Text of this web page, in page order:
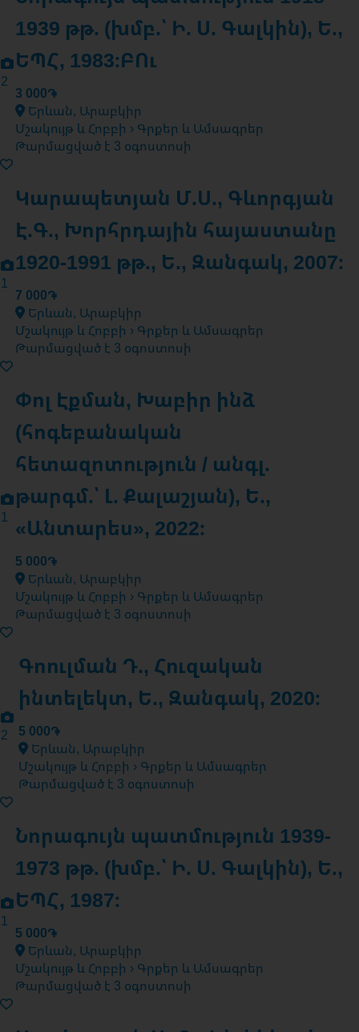
2
1939 թթ. (խմբ.՝ Ի. Ս. Գալկին), Ե.,
ԵՊՀ, 1983։ԲՈւ
3 000֏
Երևան, Արաբկիր
Մշակույթ և Հոբբի › Գրքեր և Ամսագրեր
Թարմացված է 3 օգոստոսի
1
Կարապետյան Մ.Ս., Գևորգյան
Է.Գ., Խորհրդային հայաստանը
1920-1991 թթ., Ե., Զանգակ, 2007։
7 000֏
Երևան, Արաբկիր
Մշակույթ և Հոբբի › Գրքեր և Ամսագրեր
Թարմացված է 3 օգոստոսի
1
Փոլ Էքման, Խաբիր ինձ
(հոգեբանական
հետազոտություն / անգլ.
թարգմ.՝ Լ. Քալաշյան), Ե.,
«Անտարես», 2022։
5 000֏
Երևան, Արաբկիր
Մշակույթ և Հոբբի › Գրքեր և Ամսագրեր
Թարմացված է 3 օգոստոսի
2
Գոուլման Դ., Հուզական
ինտելեկտ, Ե., Զանգակ, 2020։
5 000֏
Երևան, Արաբկիր
Մշակույթ և Հոբբի › Գրքեր և Ամսագրեր
Թարմացված է 3 օգոստոսի
1
Նորագույն պատմություն 1939-
1973 թթ. (խմբ.՝ Ի. Ս. Գալկին), Ե.,
ԵՊՀ, 1987։
5 000֏
Երևան, Արաբկիր
Մշակույթ և Հոբբի › Գրքեր և Ամսագրեր
Թարմացված է 3 օգոստոսի